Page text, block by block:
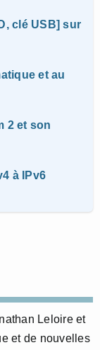
clé USB] sur
et au
2 et son
à IPv6
Leloire et
et de nouvelles